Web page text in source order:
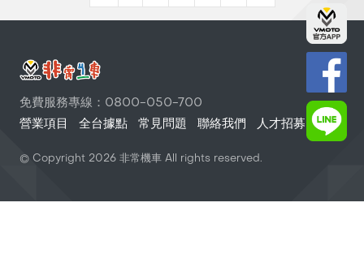
免費服務專線：0800-050-700
營業項目
全台據點 常見問題 聯絡我們 人才招募
© Copyright 2026 非常機車 All rights reserved.